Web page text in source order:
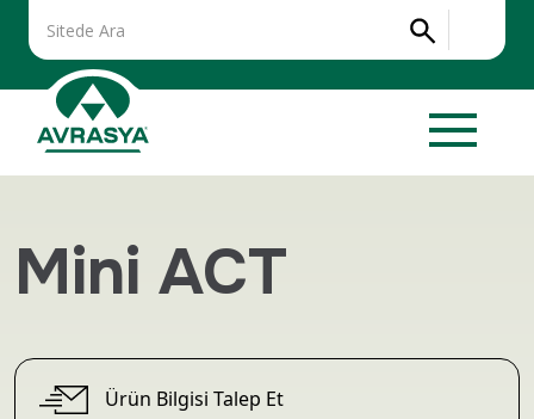
Mini ACT
Ürün Bilgisi Talep Et